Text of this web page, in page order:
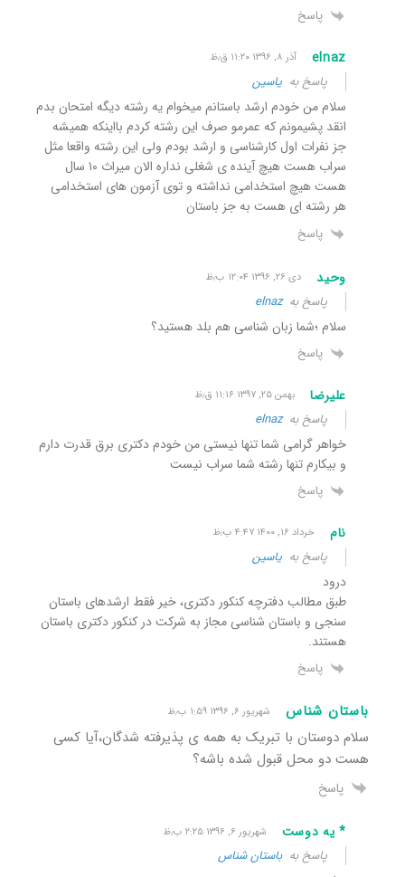
پاسخ
elnaz آذر ۸, ۱۳۹۶ ۱۱:۲۰ ق٫ظ
پاسخ به یاسین
سلام من خودم ارشد باستانم میخوام یه رشته دیگه امتحان بدم
انقد پشیمونم که عمرمو صرف این رشته کردم بااینکه همیشه
جز نفرات اول کارشناسی و ارشد بودم ولی این رشته واقعا مثل
سراب هست هیچ آینده ی شغلی نداره الان میراث ۱۰ سال
هست هیچ استخدامی نداشته و توی آزمون های استخدامی
هر رشته ای هست به جز باستان
پاسخ
وحید دی ۲۶, ۱۳۹۶ ۱۲:۰۴ ب٫ظ
پاسخ بهelnaz
سلام ؛شما زبان شناسی هم بلد هستید؟
پاسخ
علیرضا بهمن ۲۵, ۱۳۹۷ ۱۱:۱۶ ق٫ظ
پاسخ بهelnaz
خواهر گرامی شما تنها نیستی من خودم دکتری برق قدرت دارم
و بیکارم تنها رشته شما سراب نیست
پاسخ
نام خرداد ۱۶, ۱۴۰۰ ۴:۴۷ ب٫ظ
پاسخ به یاسین
درود
طبق مطالب دفترچه کنکور دکتری، خیر فقط ارشدهای باستان
سنجی و باستان شناسی مجاز به شرکت در کنکور دکتری باستان
هستند.
پاسخ
باستان شناس شهریور ۶, ۱۳۹۶ ۱:۵۹ ب٫ظ
سلام دوستان با تبریک به همه ی پذیرفته شدگان،آیا کسی
هست دو محل قبول شده باشه؟
پاسخ
* یه دوست شهریور ۶, ۱۳۹۶ ۲:۲۵ ب٫ظ
پاسخ بهباستان شناس